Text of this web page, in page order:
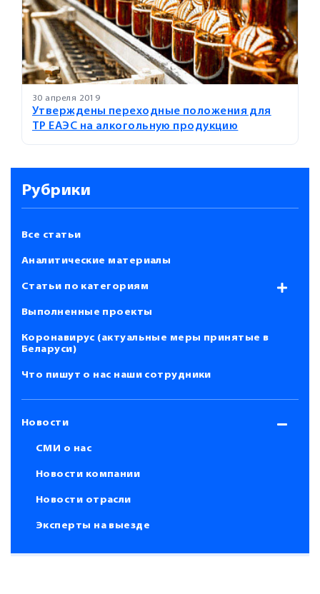
30 апреля 2019
Утверждены переходные положения для
ТР ЕАЭС на алкогольную продукцию
Рубрики
Все статьи
Аналитические материалы
Статьи по категориям
Выполненные проекты
Коронавирус (актуальные меры принятые в
Беларуси)
Что пишут о нас наши сотрудники
Новости
СМИ о нас
Новости компании
Новости отрасли
Эксперты на выезде